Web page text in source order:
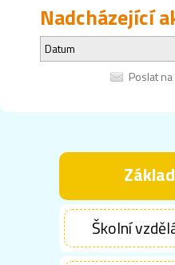
Nadcházející
Datum
Poslat
Školní